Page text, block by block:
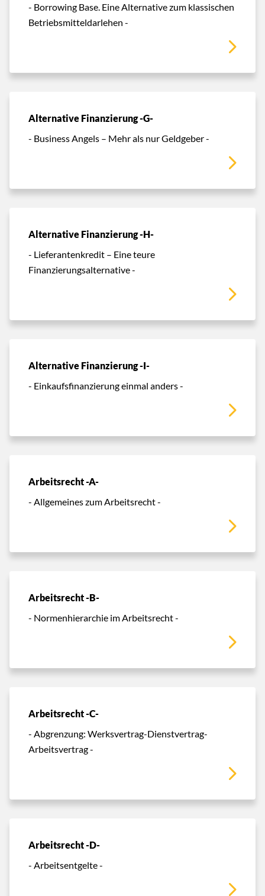
- Borrowing Base. Eine Alternative zum klassischen
Betriebsmitteldarlehen -
Alternative Finanzierung -G-
- Business Angels – Mehr als nur Geldgeber -
Alternative Finanzierung -H-
- Lieferantenkredit – Eine teure
Finanzierungsalternative -
Alternative Finanzierung -I-
- Einkaufsfinanzierung einmal anders -
Arbeitsrecht -A-
- Allgemeines zum Arbeitsrecht -
Arbeitsrecht -B-
- Normenhierarchie im Arbeitsrecht -
Arbeitsrecht -C-
- Abgrenzung: Werksvertrag-Dienstvertrag-
Arbeitsvertrag -
Arbeitsrecht -D-
- Arbeitsentgelte -